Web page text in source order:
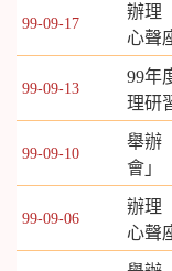
99-09-17
辦理
心聲
99-09-13
99年
理研
99-09-10
舉辦
會」
99-09-06
辦理
心聲